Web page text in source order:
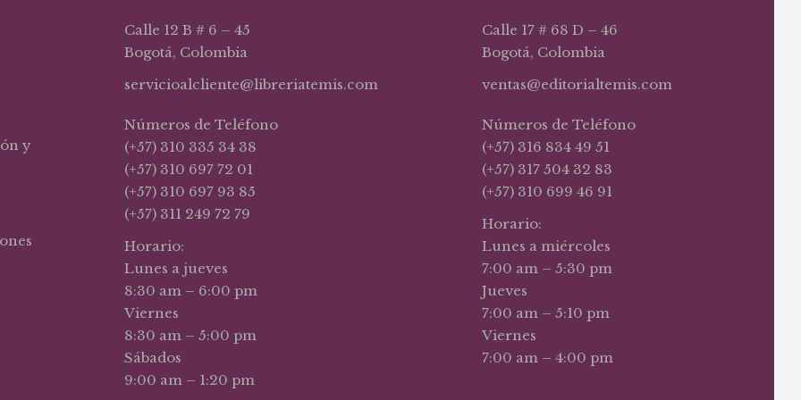
y
Calle 12 B # 6 – 45
Bogotá, Colombia
servicioalcliente@libreriatemis.com
Números de Teléfono
(+57) 310 335 34 38
(+57) 310 697 72 01
(+57) 310 697 93 85
(+57) 311 249 72 79
Horario:
Lunes a jueves
8:30 am – 6:00 pm
Viernes
8:30 am – 5:00 pm
Sábados
9:00 am – 1:20 pm
Calle 17 # 68 D – 46
Bogotá, Colombia
ventas@editorialtemis.com
Números de Teléfono
(+57) 316 834 49 51
(+57) 317 504 32 83
(+57) 310 699 46 91
Horario:
Lunes a miércoles
7:00 am – 5:30 pm
Jueves
7:00 am – 5:10 pm
Viernes
7:00 am – 4:00 pm